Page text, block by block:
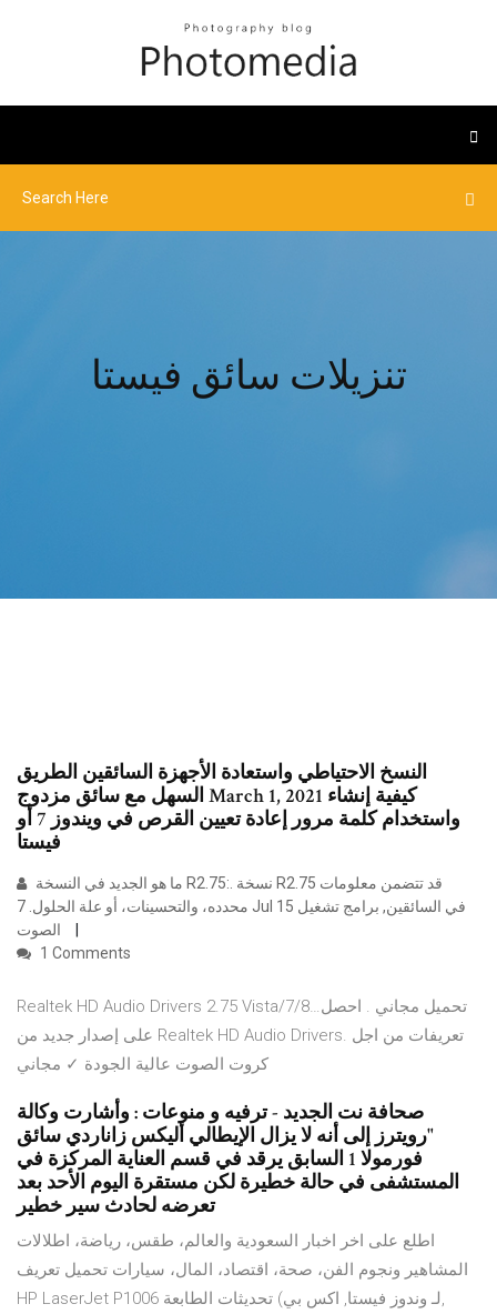
تنزيلات سائق فيستا
النسخ الاحتياطي واستعادة الأجهزة السائقين الطريق
السهل مع سائق مزدوج March 1, 2021 كيفية إنشاء
واستخدام كلمة مرور إعادة تعيين القرص في ويندوز 7 أو
فيستا
محدده، والتحسينات، أو علة الحلول. 7 Jul 15 في السائقين, برامج تشغيل
1 Comments
Realtek HD Audio Drivers 2.75 Vista/7/8…تحميل مجاني . احصل
على إصدار جديد من Realtek HD Audio Drivers. تعريفات من اجل
صحافة نت الجديد - ترفيه و منوعات : وأشارت وكالة
"رويترز إلى أنه لا يزال الإيطالي أليكس زاناردي سائق
فورمولا 1 السابق يرقد في قسم العناية المركزة في
المستشفى في حالة خطيرة لكن مستقرة اليوم الأحد بعد
تعرضه لحادث سير خطير
اطلع على اخر اخبار السعودية والعالم، طقس، رياضة، اطلالات
المشاهير ونجوم الفن، صحة، اقتصاد، المال، سيارات تحميل تعريف
HP LaserJet P1006 تحديثات الطابعة (لـ وندوز فيستا, اكس بي,